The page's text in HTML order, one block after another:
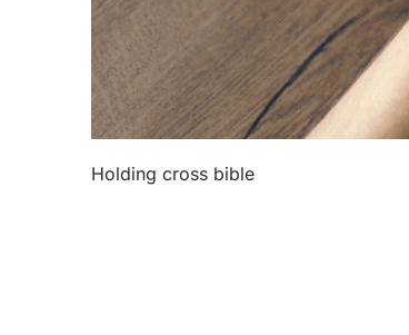
Holding cross bible